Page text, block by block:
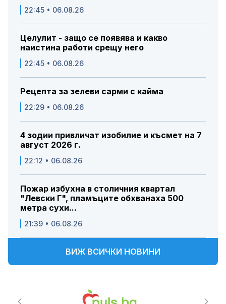
22:45 • 06.08.26
Целулит - защо се появява и какво
наистина работи срещу него
22:45 • 06.08.26
Рецепта за зелеви сарми с кайма
22:29 • 06.08.26
4 зодии привличат изобилие и късмет на 7
август 2026 г.
22:12 • 06.08.26
Пожар избухна в столичния квартал
"Левски Г", пламъците обхванаха 500
метра сухи...
21:39 • 06.08.26
ВИЖ ВСИЧКИ НОВИНИ